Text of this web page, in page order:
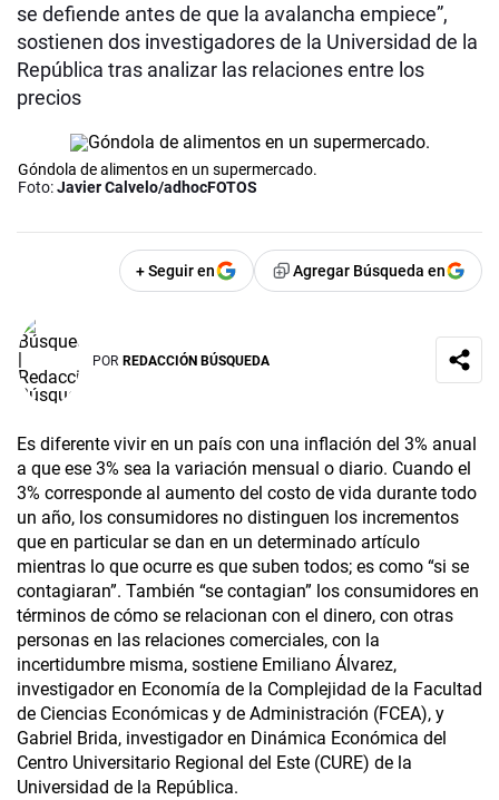
se defiende antes de que la avalancha empiece”,
sostienen dos investigadores de la Universidad de la
República tras analizar las relaciones entre los
precios
Góndola de alimentos en un supermercado.
Foto:Javier Calvelo/adhocFOTOS
+ Seguir en Agregar Búsqueda en
POR REDACCIÓN BÚSQUEDA
Es diferente vivir en un país con una inflación del 3% anual
a que ese 3% sea la variación mensual o diario. Cuando el
3% corresponde al aumento del costo de vida durante todo
un año, los consumidores no distinguen los incrementos
que en particular se dan en un determinado artículo
mientras lo que ocurre es que suben todos; es como “si se
contagiaran”. También “se contagian” los consumidores en
términos de cómo se relacionan con el dinero, con otras
personas en las relaciones comerciales, con la
incertidumbre misma, sostiene Emiliano Álvarez,
investigador en Economía de la Complejidad de la Facultad
de Ciencias Económicas y de Administración (FCEA), y
Gabriel Brida, investigador en Dinámica Económica del
Centro Universitario Regional del Este (CURE) de la
Universidad de la República.